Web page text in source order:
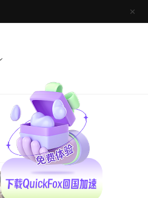
✕
TV